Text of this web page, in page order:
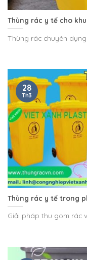
Thùng rác y tế cho
Thùng rác chuyên dụng
Thùng rác y tế trong
Giải pháp thu gom rác
28
Th3